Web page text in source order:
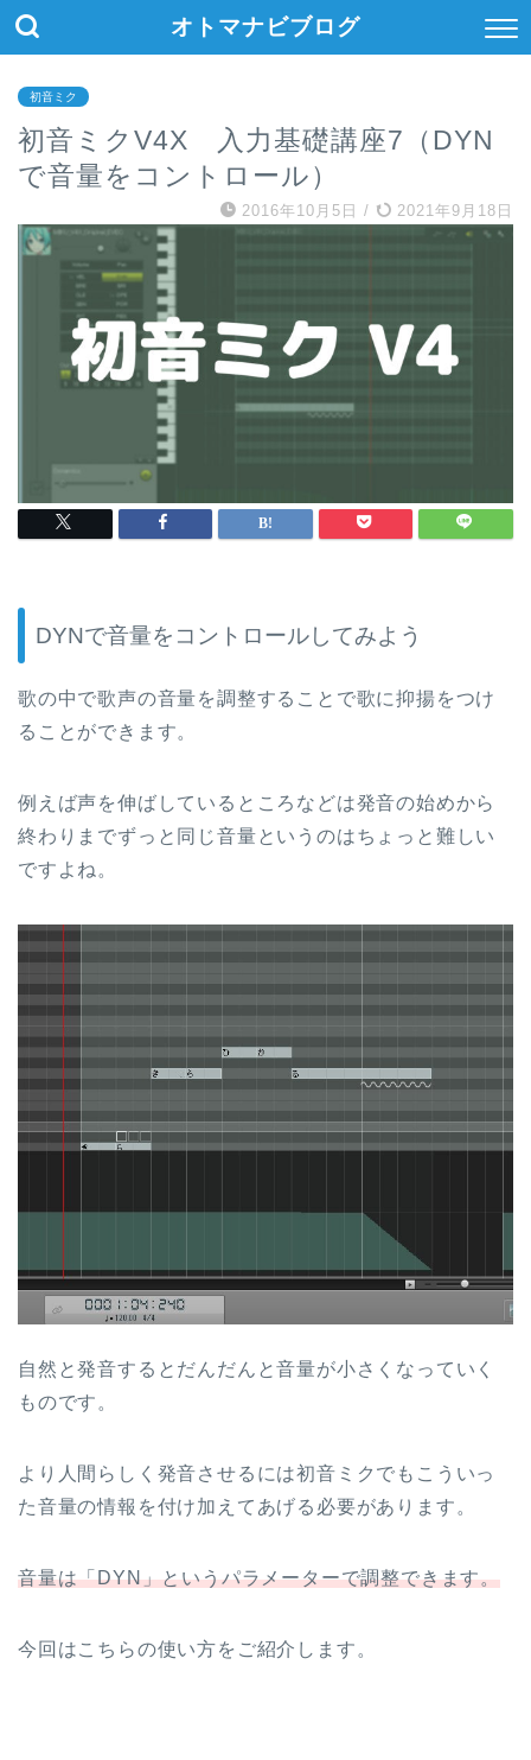
オトマナビブログ
初音ミク
初音ミクV4X 入力基礎講座7（DYN
で音量をコントロール）
2016年10月5日 / 2021年9月18日
DYNで音量をコントロールしてみよう
歌の中で歌声の音量を調整することで歌に抑揚をつけ
ることができます。
例えば声を伸ばしているところなどは発音の始めから
終わりまでずっと同じ音量というのはちょっと難しい
ですよね。
自然と発音するとだんだんと音量が小さくなっていく
ものです。
より人間らしく発音させるには初音ミクでもこういっ
た音量の情報を付け加えてあげる必要があります。
音量は「DYN」というパラメーターで調整できます。
今回はこちらの使い方をご紹介します。